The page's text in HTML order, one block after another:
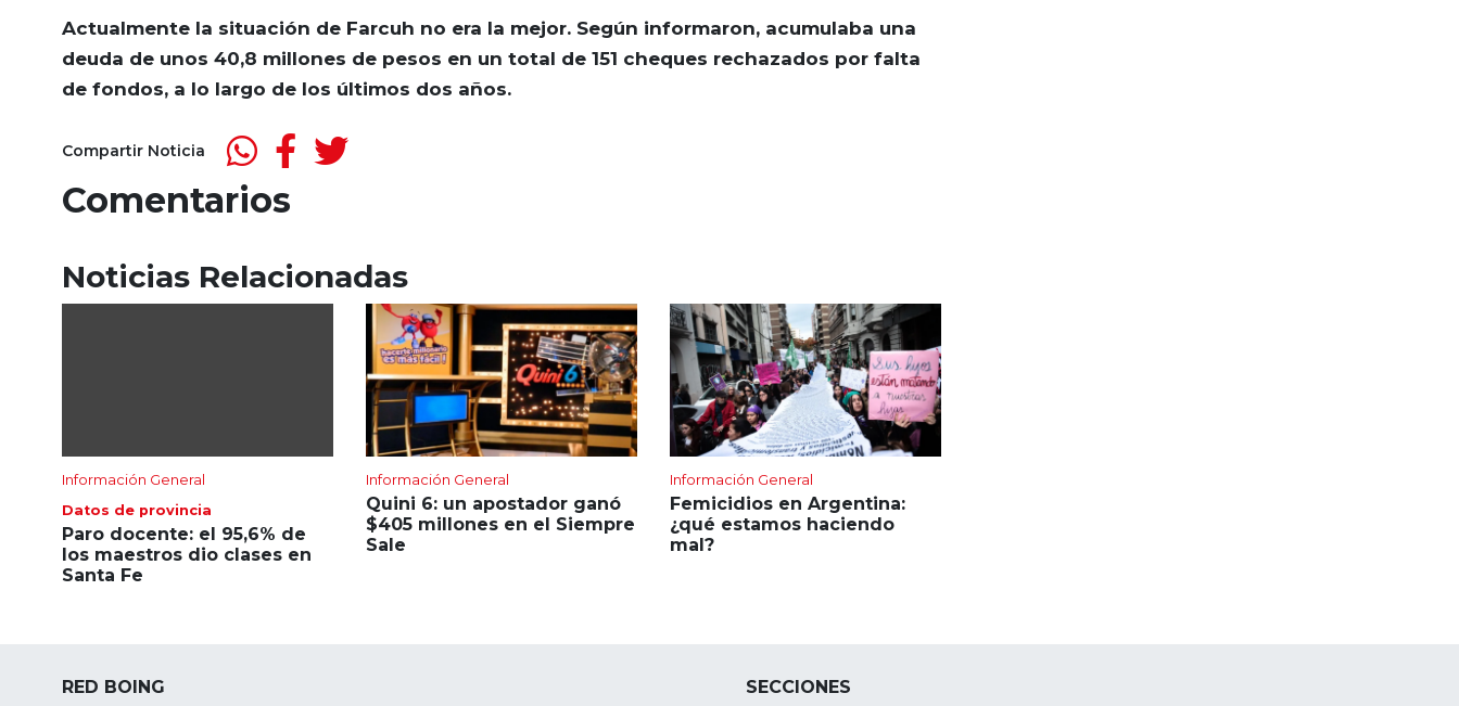
Actualmente la situación de Farcuh no era la mejor. Según informaron, acumulaba una
deuda de unos 40,8 millones de pesos en un total de 151 cheques rechazados por falta
de fondos, a lo largo de los últimos dos años.
Compartir Noticia
Comentarios
Noticias Relacionadas
Información General
Datos de provincia
Paro docente: el 95,6% de
los maestros dio clases en
Santa Fe
Información General
Quini 6: un apostador ganó
$405 millones en el Siempre
Sale
Información General
Femicidios en Argentina:
¿qué estamos haciendo
mal?
RED BOING SECCIONES